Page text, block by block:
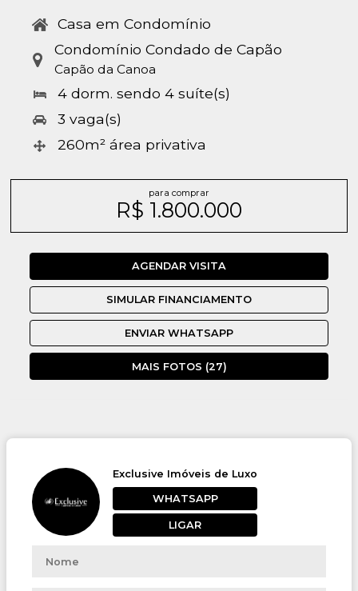
Casa em Condomínio
Condomínio Condado de Capão
Capão da Canoa
4 dorm. sendo 4 suíte(s)
3 vaga(s)
260m² área privativa
para comprar
R$ 1.800.000
AGENDAR VISITA
SIMULAR FINANCIAMENTO
ENVIAR WHATSAPP
MAIS FOTOS (27)
Exclusive Imóveis de Luxo
WHATSAPP
LIGAR